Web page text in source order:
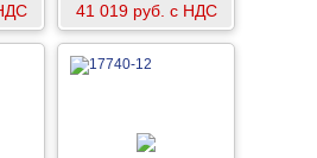
41 019 руб. с НДС